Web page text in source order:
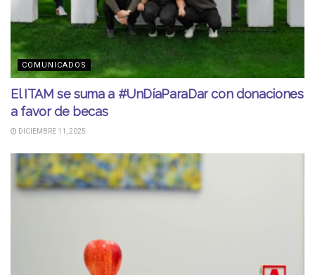
COMUNICADOS
El ITAM se suma a #UnDíaParaDar con donaciones
a favor de becas
DICIEMBRE 11, 2025